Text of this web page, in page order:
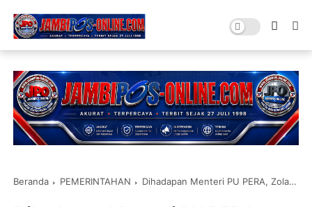
Beranda PEMERINTAHAN Dihadapan Menteri PU PERA, Zola Sebutkan Jambi Akan Bangun Jembatan Batanghari III